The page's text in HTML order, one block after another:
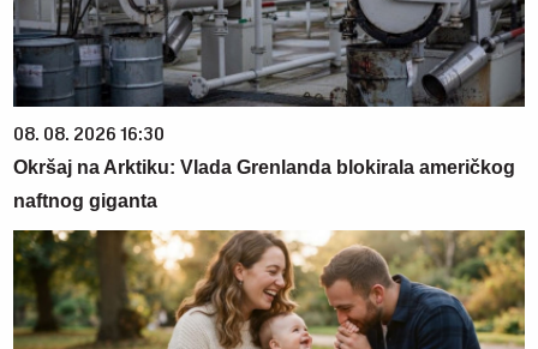
08. 08. 2026 16:30
Okršaj na Arktiku: Vlada Grenlanda blokirala američkog
naftnog giganta